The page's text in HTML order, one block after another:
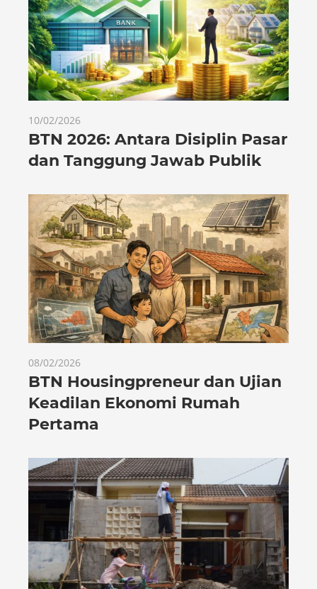
10/02/2026
BTN 2026: Antara Disiplin Pasar
dan Tanggung Jawab Publik
08/02/2026
BTN Housingpreneur dan Ujian
Keadilan Ekonomi Rumah
Pertama